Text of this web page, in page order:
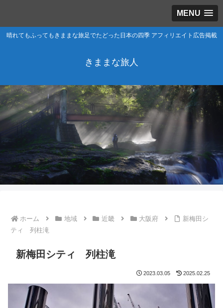
MENU
晴れてもふってもきままな旅足でたどった日本の四季 アフィリエイト広告掲載
きままな旅人
ホーム 地域 近畿 大阪府
新梅田シ
ティ 列柱滝
新梅田シティ 列柱滝
2023.03.05 2025.02.25